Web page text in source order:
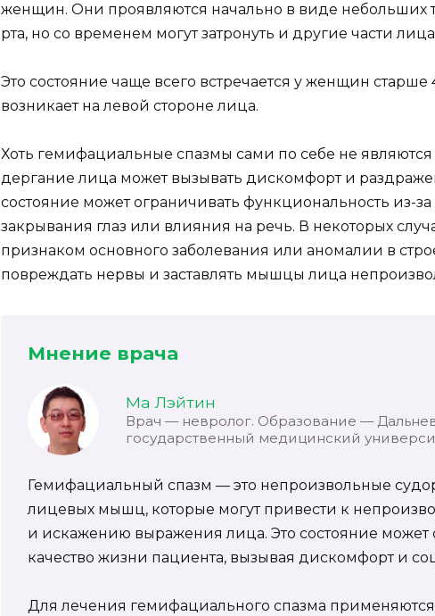
женщин. Они проявляются начально в виде небольших
рта, но со временем могут затронуть и другие части
Это состояние чаще всего встречается у женщин старше
возникает на левой стороне лица.
Хоть гемифациальные спазмы сами по себе не
дергание лица может вызывать дискомфорт и
состояние может ограничивать функциональность из-
закрывания глаз или влияния на речь. В некоторых
признаком основного заболевания или аномалии в
повреждать нервы и заставлять мышцы лица
Мнение врача
Ма Лэйтин
Врач — невролог. Образование —
государственный медицинский
Гемифациальный спазм — это непроизвольные
лицевых мышц, которые могут привести к
и искажению выражения лица. Это состояние может
качество жизни пациента, вызывая дискомфорт и
Для лечения гемифациального спазма